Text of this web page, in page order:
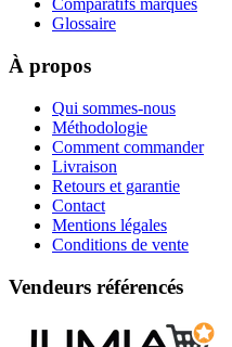
Comparatifs marques
Glossaire
À propos
Qui sommes-nous
Méthodologie
Comment commander
Livraison
Retours et garantie
Contact
Mentions légales
Conditions de vente
Vendeurs référencés